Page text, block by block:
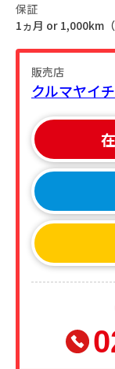
保証
1ヵ月 or 1,000km
販売店
クルマヤイ